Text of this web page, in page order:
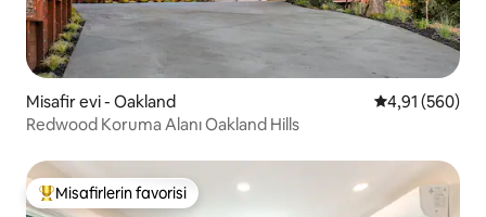
Misafir evi - Oakland 5 üzerinden
4,91 (560)
Redwood Koruma Alanı Oakland Hills
Misafirlerin favorilerinden en beğenilenler arasında
Misafirlerin favorisi